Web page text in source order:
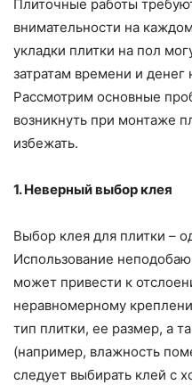
Плиточные работы
внимательности на
укладки плитки на пол
затратам времени и денег
Рассмотрим основные
возникнуть при монтаже
избежать.
1. Неверный выбор клея
Выбор клея для плитки –
Использование
может привести к
неравномерному
тип плитки, ее размер, а
(например, влажность
следует выбирать клей с